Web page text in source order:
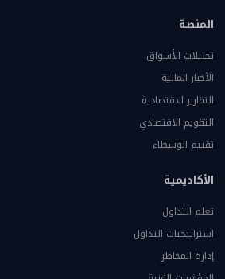
المنصة
تحليلات الأسواق
الأخبار المالية
التقارير الاقتصادية
التقويم الاقتصادي
تقييم الوسطاء
الأكاديمية
تعلم التداول
استراتيجيات التداول
إدارة المخاطر